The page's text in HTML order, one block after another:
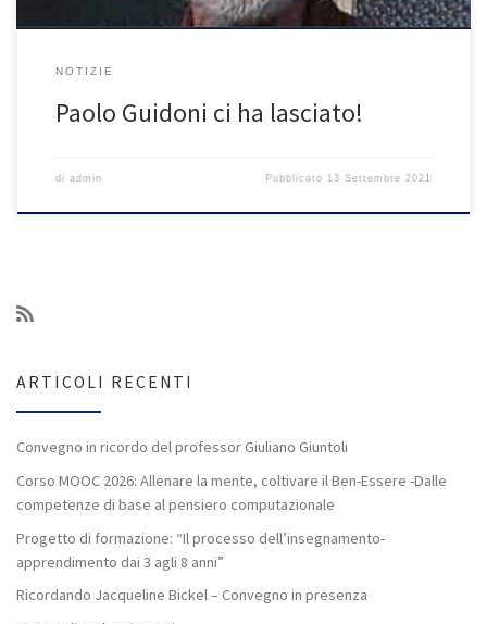
NOTIZIE
Paolo Guidoni ci ha lasciato!
di admin Pubblicato 13 Settembre 2021
ARTICOLI RECENTI
Convegno in ricordo del professor Giuliano Giuntoli
Corso MOOC 2026: Allenare la mente, coltivare il Ben-Essere -Dalle
competenze di base al pensiero computazionale
Progetto di formazione: “Il processo dell’insegnamento-
apprendimento dai 3 agli 8 anni”
Ricordando Jacqueline Bickel – Convegno in presenza